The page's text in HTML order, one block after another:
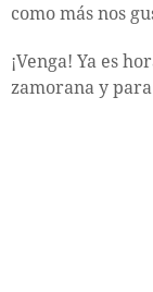
como más nos
¡Venga! Ya es
zamorana y